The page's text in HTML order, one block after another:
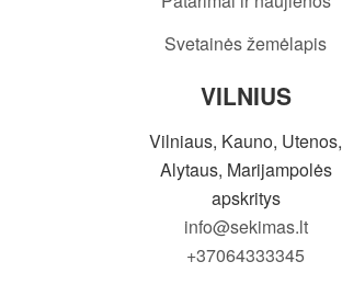
Svetainės žemėlapis
VILNIUS
Vilniaus, Kauno, Utenos,
Alytaus, Marijampolės
apskritys
info@sekimas.lt
+37064333345